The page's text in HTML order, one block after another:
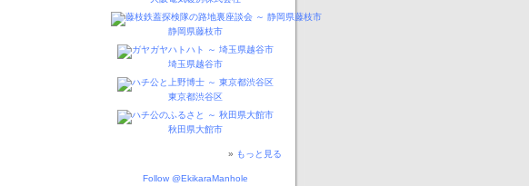
静岡県藤枝市
埼玉県越谷市
東京都渋谷区
秋田県大館市
» もっと見る
Follow @EkikaraManhole